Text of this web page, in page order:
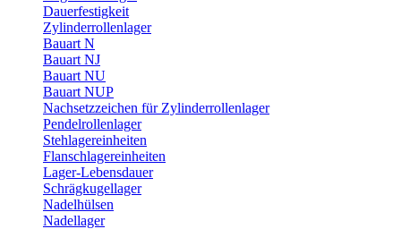
Dauerfestigkeit
Zylinderrollenlager
Bauart N
Bauart NJ
Bauart NU
Bauart NUP
Nachsetzzeichen für Zylinderrollenlager
Pendelrollenlager
Stehlagereinheiten
Flanschlagereinheiten
Lager-Lebensdauer
Schrägkugellager
Nadelhülsen
Nadellager